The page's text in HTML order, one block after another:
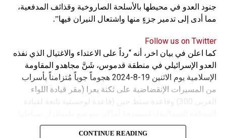
جنود العدو في محيطها بالأسلحة الصاروخية وقذائف المدفعية،
مما أدى إلى تدمير جزءٍ منها واشتعال النيران فيها”.
Follow us on Twitter
كما اعلن في بيان اخر، أنه “رداً على الاعتداء والاغتيال الذي نفذه
العدو الإسرائيلي في منطقة قدموس، شَنَّ مجاهدو المقاومة
الإسلامية يوم الاثنين 19-8-2024 هجوماً جوياً مُتزامناً بأسراب
من المسيرات الإنقضاضية على ثكنة يعرا (مقر قيادة اللواء
الغربي 300) وقاعدة سنط جين (قاعدة لوجستية تابعة لقيادة
وجنودها وأصابت أهدافها بدقة وأوقعت فيهم عدداً من القتلى
CONTINUE READING